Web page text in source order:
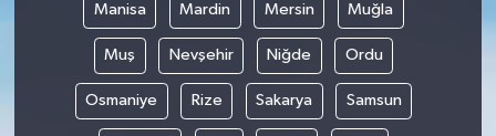
Manisa Mardin Mersin Muğla
Muş Nevşehir Niğde Ordu
Osmaniye Rize Sakarya Samsun